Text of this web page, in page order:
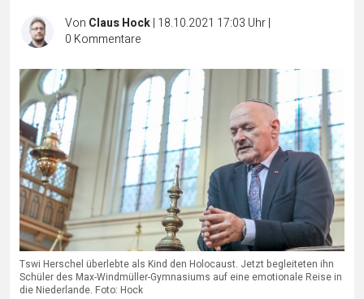
Von Claus Hock| 18.10.2021 17:03 Uhr|
0 Kommentare
Tswi Herschel überlebte als Kind den Holocaust. Jetzt begleiteten ihn
Schüler des Max-Windmüller-Gymnasiums auf eine emotionale Reise in
die Niederlande. Foto: Hock